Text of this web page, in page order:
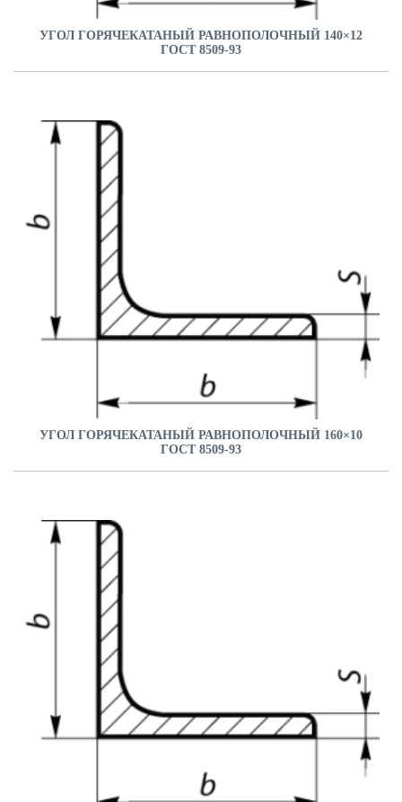
УГОЛ ГОРЯЧЕКАТАНЫЙ РАВНОПОЛОЧНЫЙ 140×12
ГОСТ 8509-93
УГОЛ ГОРЯЧЕКАТАНЫЙ РАВНОПОЛОЧНЫЙ 160×10
ГОСТ 8509-93